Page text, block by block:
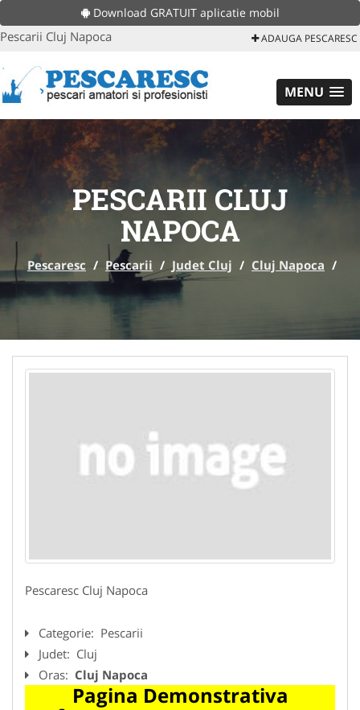
Download GRATUIT aplicatie mobil
Pescarii Cluj Napoca ADAUGA PESCARESC
MENU
PESCARII CLUJ
NAPOCA
Pescaresc / Pescarii / Judet Cluj / Cluj Napoca /
Pescaresc Cluj Napoca
Categorie: Pescarii
Judet: Cluj
Oras: Cluj Napoca
Pagina Demonstrativa